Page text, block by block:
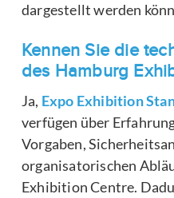
dargestellt werden
Kennen Sie die
des Hamburg
Ja, Expo Exhibition
verfügen über
Vorgaben,
organisatorischen
Exhibition Centre.